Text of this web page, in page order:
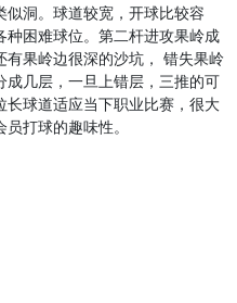
洞。球道较宽，开球比较容
困难球位。第二杆进攻果岭成
果岭边很深的沙坑， 错失果岭
几层，一旦上错层，三推的可
球道适应当下职业比赛，很大
打球的趣味性。